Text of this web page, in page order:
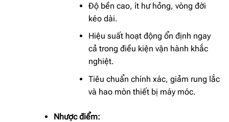
Độ bền cao, ít hư hỏng, vòng đời
kéo dài.
Hiệu suất hoạt động ổn định ngay
cả trong điều kiện vận hành khắc
nghiệt.
Tiêu chuẩn chính xác, giảm rung lắc
và hao mòn thiết bị máy móc.
Nhược điểm: